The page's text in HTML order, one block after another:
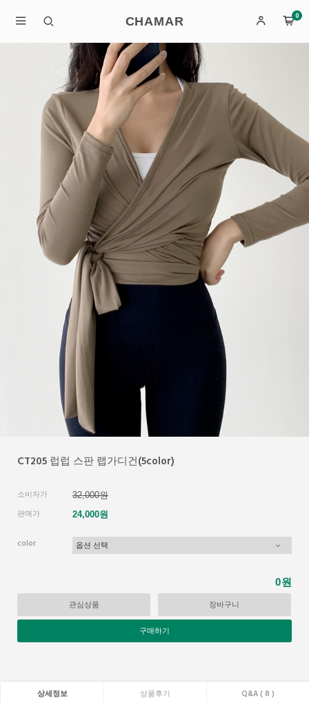
CHAMAR 0
CT205 럽럽 스판 랩가디건(5color)
소비자가
32,000원
판매가
24,000원
color
0원
관심상품 장바구니
구매하기
상세정보 상품후기 Q&A ( 8 )